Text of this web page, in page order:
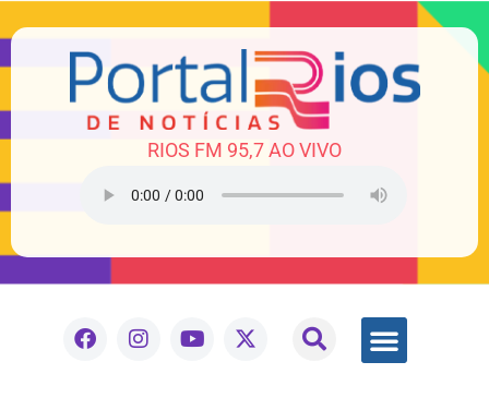
RIOS FM 95,7 AO VIVO